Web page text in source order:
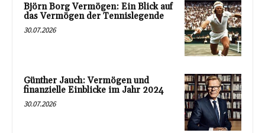
Björn Borg Vermögen: Ein Blick auf
das Vermögen der Tennislegende
30.07.2026
Günther Jauch: Vermögen und
finanzielle Einblicke im Jahr 2024
30.07.2026